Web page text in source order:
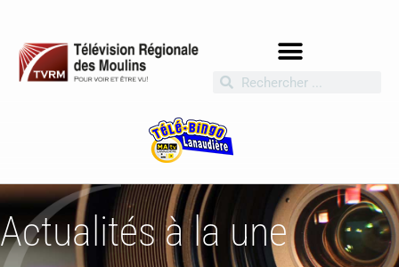
Actualités à la une